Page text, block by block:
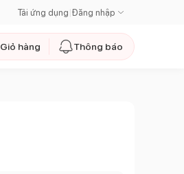
Tải ứng dụng Đăng nhập
Giỏ hàng Thông báo